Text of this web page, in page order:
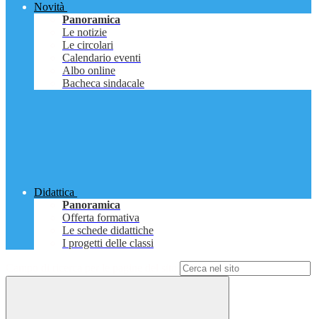
Novità
Panoramica
Le notizie
Le circolari
Calendario eventi
Albo online
Bacheca sindacale
Didattica
Panoramica
Offerta formativa
Le schede didattiche
I progetti delle classi